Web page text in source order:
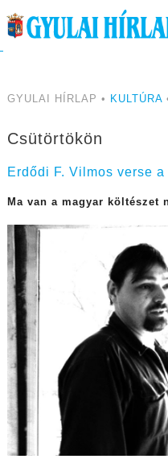
GYULAI HÍRLAP • KULTÚRA
Csütörtökön
Erdődi F. Vilmos verse
Ma van a magyar költészet